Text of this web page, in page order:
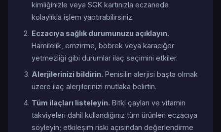
kimliğinizle veya SGK kartınızla eczanede
kolaylıkla işlem yaptırabilirsiniz.
Eczacıya sağlık durumunuzu açıklayın.
Hamilelik, emzirme, böbrek veya karaciğer
yetmezliği gibi durumlar ilaç seçimini etkiler.
Alerjilerinizi bildirin. Penisilin alerjisi başta olmak
üzere ilaç alerjilerinizi mutlaka belirtin.
Tüm ilaçları listeleyin. Bitki çayları ve vitamin
takviyeleri dahil kullandığınız tüm ürünleri eczacıya
söyleyin; etkileşim riski açısından değerlendirme